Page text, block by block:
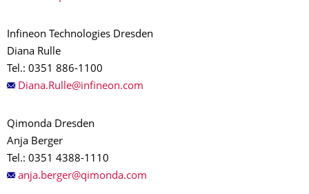
Infineon Technologies Dresden
Diana Rulle
Tel.: 0351 886-1100
Qimonda Dresden
Anja Berger
Tel.: 0351 4388-1110